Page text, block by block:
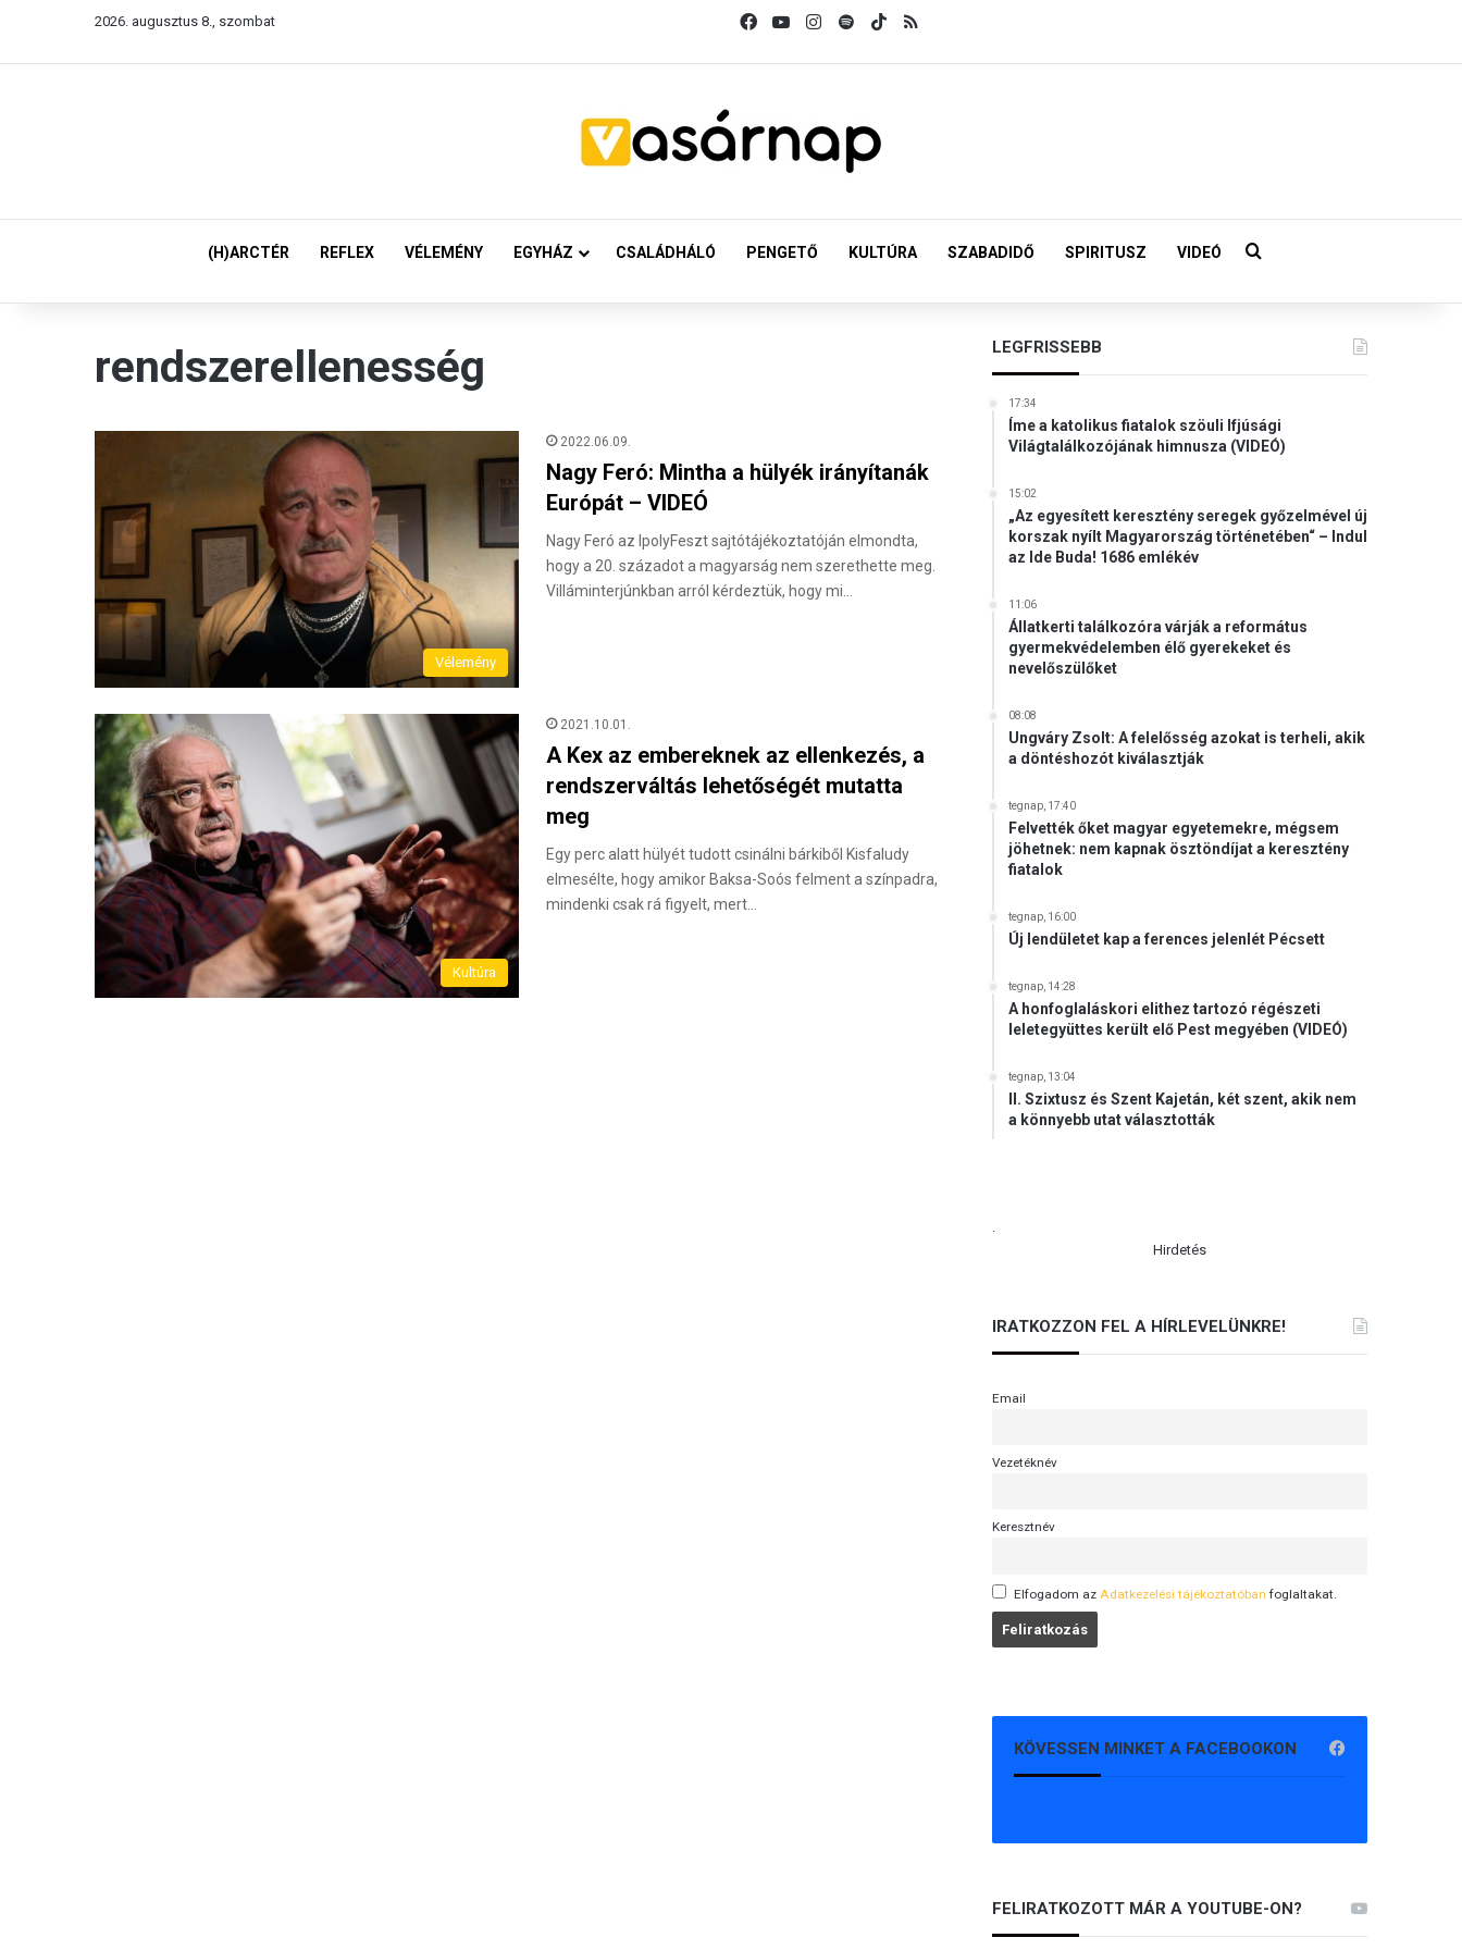
2026. augusztus 8., szombat FacebookYouTubeInstagram
SpotifyTikTok
(H)ARCTÉR REFLEX VÉLEMÉNY EGYHÁZ CSALÁDHÁLÓ PENGETŐ KULTÚRA SZABADIDŐ SPIRITUSZ VIDEÓ Keresés:
rendszerellenesség
Vélemény
2022.06.09.
Nagy Feró: Mintha a hülyék irányítanák
Európát – VIDEÓ
Nagy Feró az IpolyFeszt sajtótájékoztatóján elmondta,
hogy a 20. századot a magyarság nem szerethette meg.
Villáminterjúnkban arról kérdeztük, hogy mi…
Kultúra
2021.10.01.
A Kex az embereknek az ellenkezés, a
rendszerváltás lehetőségét mutatta
meg
Egy perc alatt hülyét tudott csinálni bárkiből Kisfaludy
elmesélte, hogy amikor Baksa-Soós felment a színpadra,
mindenki csak rá figyelt, mert…
LEGFRISSEBB
17:34
Íme a katolikus fiatalok szöuli Ifjúsági
Világtalálkozójának himnusza (VIDEÓ)
15:02
„Az egyesített keresztény seregek győzelmével új
korszak nyílt Magyarország történetében“ – Indul
az Ide Buda! 1686 emlékév
11:06
Állatkerti találkozóra várják a református
gyermekvédelemben élő gyerekeket és
nevelőszülőket
08:08
Ungváry Zsolt: A felelősség azokat is terheli, akik
a döntéshozót kiválasztják
tegnap, 17:40
Felvették őket magyar egyetemekre, mégsem
jöhetnek: nem kapnak ösztöndíjat a keresztény
fiatalok
tegnap, 16:00
Új lendületet kap a ferences jelenlét Pécsett
tegnap, 14:28
A honfoglaláskori elithez tartozó régészeti
leletegyüttes került elő Pest megyében (VIDEÓ)
tegnap, 13:04
II. Szixtusz és Szent Kajetán, két szent, akik nem
a könnyebb utat választották
.
Hirdetés
IRATKOZZON FEL A HÍRLEVELÜNKRE!
Email
Vezetéknév
Keresztnév
Elfogadom az Adatkezelési tájékoztatóban foglaltakat.
KÖVESSEN MINKET A FACEBOOKON
FELIRATKOZOTT MÁR A YOUTUBE-ON?